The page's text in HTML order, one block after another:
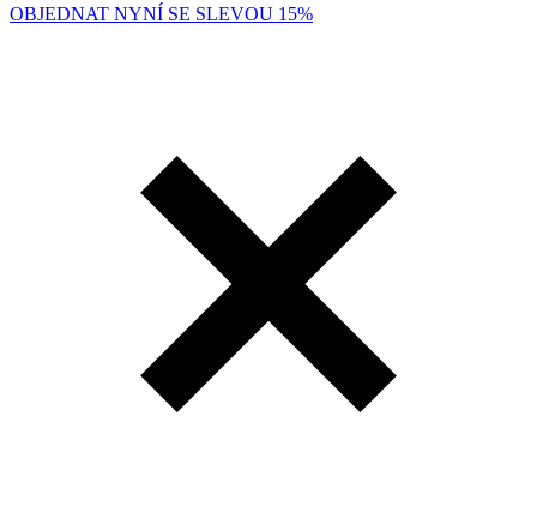
OBJEDNAT NYNÍ SE SLEVOU 15%